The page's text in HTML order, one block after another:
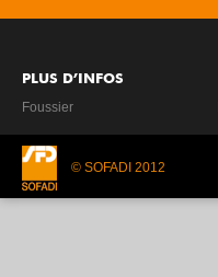
PLUS D’INFOS
Foussier
© SOFADI 2012